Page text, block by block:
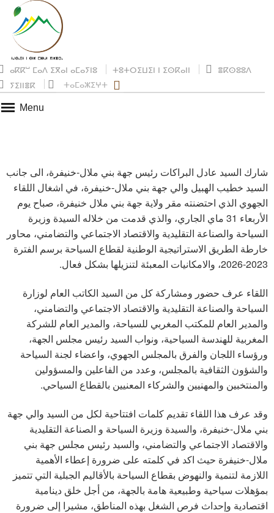
ⴰⴽⴽⵯ ⵎⴰⴷ ⵉⴳⴰⵏ ⴰⵎⴰⵢⵏⵓ ⵜⵓⵜⵔⵉⵡⵉⵏ ⵏ ⵉⵙⴽⴰⵏⵏ
ⴻⴽⵙⵓⵓⴷ
ⵢⵉⵏⵏⴻⴽ
ⵜⴰⵎⴰⵣⵉⵖⵜ
Menu
شارك السيد عادل البراكات رئيس جهة بني ملال-خنيفرة، الى جانب
السيد خطيب الهبيل والي جهة بني ملال-خنيفرة، في اشغال اللقاء
الجهوي الذي احتضنته مقر ولاية جهة بني ملال خنيفرة، صباح يوم
الأربعاء 31 ماي الجاري، والذي قدمت من خلاله السيدة وزيرة
السياحة والصناعة التقليدية والاقتصاد الاجتماعي والتضامني، محاور
خارطة الطريق الاستراتيجية الوطنية لقطاع السياحة برسم الفترة
2023-2026، والامكانيات المعبئة لتنزيلها بشكل فعال.
اللقاء عرف حضور ومشاركة كل من السيد الكاتب العام لوزارة
السياحة والصناعة التقليدية والاقتصاد الاجتماعي والتضامني،
والمدير العام للمكتب المغربي للسياحة، والمدير العام للشركة
المغربية للهندسة السياحية، ونواب السيد رئيس مجلس الجهة،
ورؤساء اللجان والفرق بالمجلس الجهوي، واعضاء لجنة السياحة
والشؤون الثقافية بالمجلس، وعدد من الفاعلين والمسؤولين
والمنتخبين والمهنيين والشركاء المعنيين بالقطاع السياحي.
وقد عرف هذا اللقاء تقديم كلمات افتتاحية لكل من السيد والي جهة
بني ملال-خنيفرة، والسيدة وزيرة السياحة و الصناعة التقليدية
والاقتصاد الاجتماعي والتضامني، والسيد رئيس مجلس جهة بني
ملال-خنيفرة حيث اكد في كلمته على ضرورة إعطاء الأهمية
اللازمة لتنمية والنهوض بقطاع السياحة بالأقاليم الجبلية التي تتميز
بمؤهلات سياحية وطبيعية هامة بالجهة، من أجل خلق دينامية
اقتصادية وإحداث فرص الشغل بهذه المناطق، مشيرا إلى ضرورة